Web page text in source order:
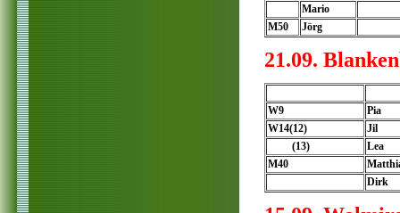
Mario
M50
Jörg
21.09.
W9
Pia
W14(12)
Jil
(13)
Lea
M40
Dirk